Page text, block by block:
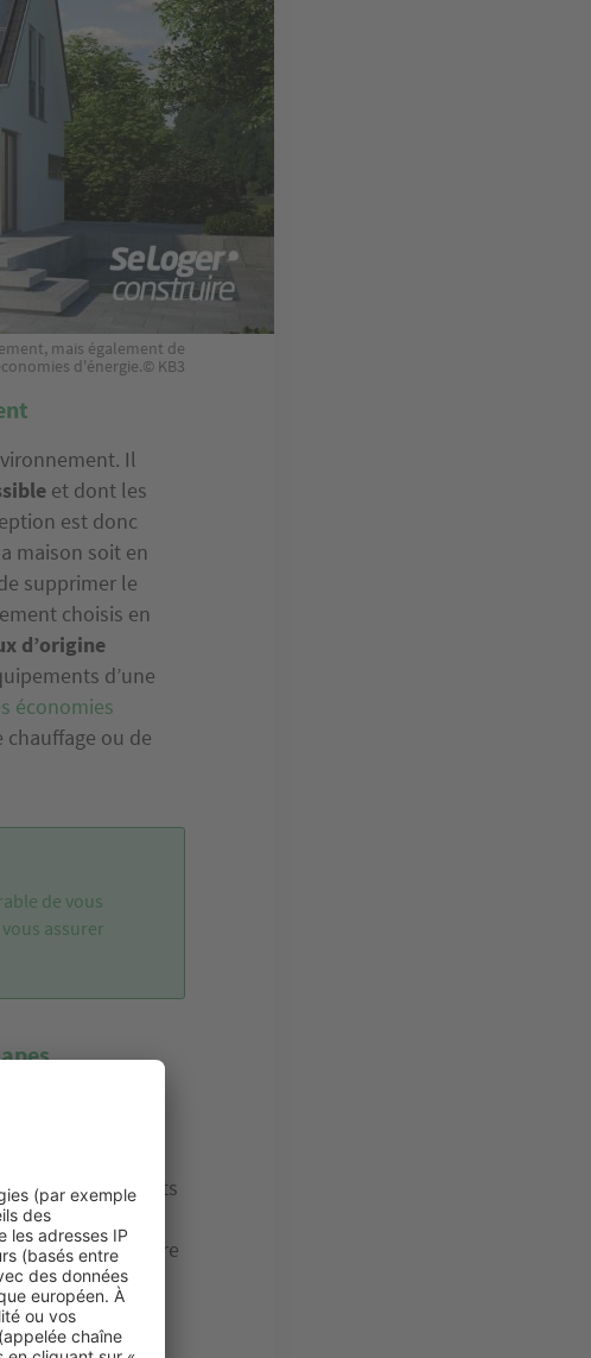
mais également de
d'énergie.© KB3
Il
et dont les
est donc
maison soit en
supprimer le
choisis en
d’origine
d’une
économies
ou de
de vous
assurer
les déchets
ou crue ou encore
et qui seront
et de